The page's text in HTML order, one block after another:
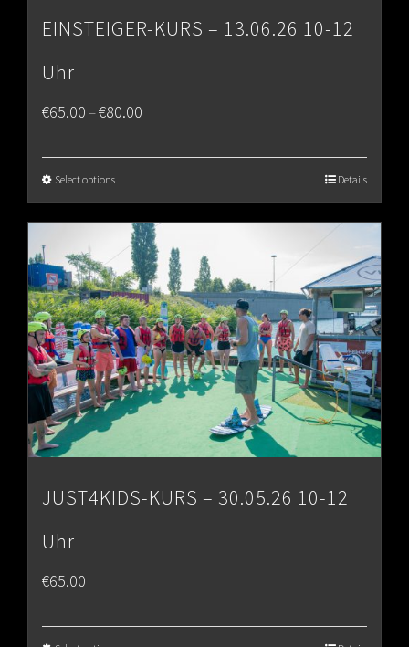
EINSTEIGER-KURS – 13.06.26 10-12
Uhr
€65.00–€80.00
€80.00
Select options Details
JUST4KIDS-KURS – 30.05.26 10-12
Uhr
€65.00